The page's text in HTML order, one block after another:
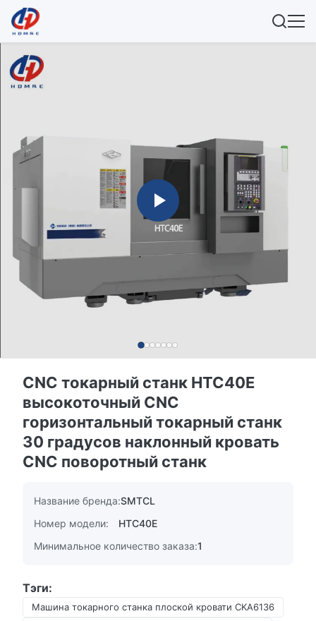
CNC токарный станк HTC40E
высокоточный CNC
горизонтальный токарный станк
30 градусов наклонный кровать
CNC поворотный станк
Название бренда:SMTCL
Номер модели:
HTC40E
Минимальное количество заказа:1
Тэги:
Машина токарного станка плоской кровати CKA6136